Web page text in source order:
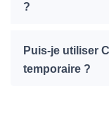
?
Puis-je utiliser
temporaire ?